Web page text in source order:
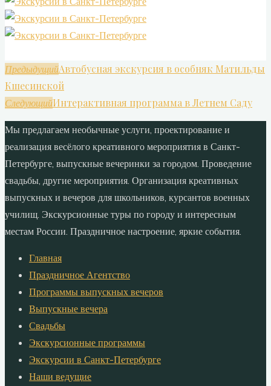
ПредыдущийАвтобусная экскурсия в особняк Матильды
Кшесинской
СледующийИнтерактивная программа в Летнем Саду
Мы предлагаем необычные услуги, проектирование и
реализация весёлого креативного мероприятия в Санкт-
Петербурге, выпускные вечеринки за городом. Проведение
свадьбы, другие мероприятия. Организация креативных
выпускных и вечеров для школьников, курсантов военных
училищ. Экскурсионные туры по городу и интересным
местам России. Праздничное настроение, яркие события.
Главная
Праздничное Агентство
Программы выпускных вечеров
Выпускные вечера
Свадьбы
Экскурсионные программы
Экскурсии в Санкт-Петербурге
Наши ведущие